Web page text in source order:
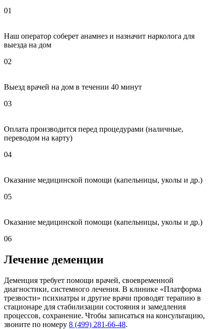
01
Наш оператор соберет анамнез и назначит нарколога для
выезда на дом
02
Выезд врачей на дом в течении 40 минут
03
Оплата производится перед процедурами (наличные,
переводом на карту)
04
Оказание медицинской помощи (капельницы, уколы и др.)
05
Оказание медицинской помощи (капельницы, уколы и др.)
06
Лечение деменции
Деменция требует помощи врачей, своевременной
диагностики, системного лечения. В клинике «Платформа
трезвости» психиатры и другие врачи проводят терапию в
стационаре для стабилизации состояния и замедления
процессов, сохранение. Чтобы записаться на консультацию,
звоните по номеру 8 (499) 281-66-48.